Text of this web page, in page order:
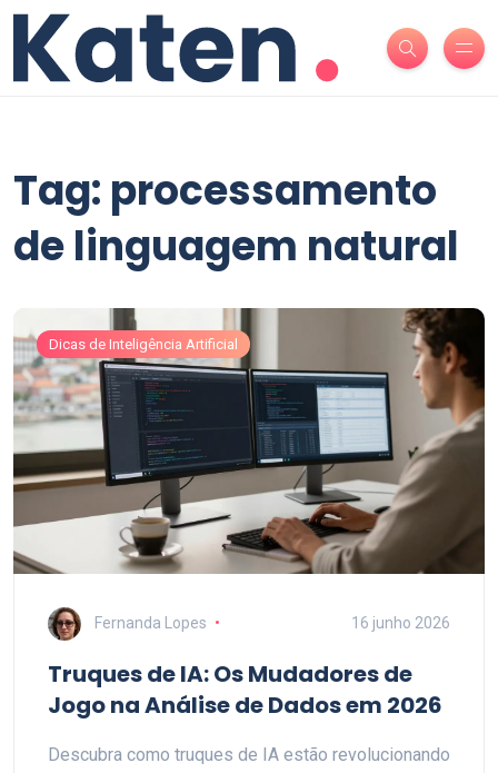
Tag: processamento
de linguagem natural
Dicas de Inteligência Artificial
Fernanda Lopes 16 junho 2026
Truques de IA: Os Mudadores de
Jogo na Análise de Dados em 2026
Descubra como truques de IA estão revolucionando